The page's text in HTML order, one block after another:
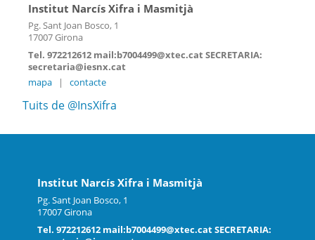
Institut Narcís Xifra i Masmitjà
Pg. Sant Joan Bosco, 1
17007 Girona
Tel. 972212612 mail:b7004499@xtec.cat SECRETARIA:
secretaria@iesnx.cat
mapa
| contacte
Tuits de @InsXifra
Institut Narcís Xifra i Masmitjà
Pg. Sant Joan Bosco, 1
17007 Girona
Tel. 972212612 mail:b7004499@xtec.cat SECRETARIA: